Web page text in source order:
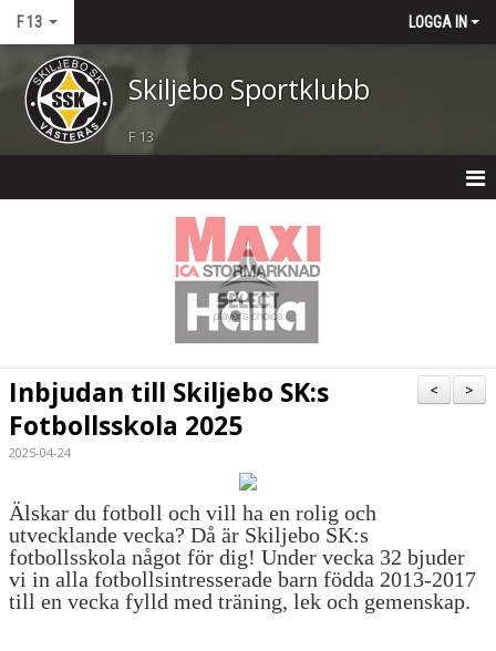
F 13 LOGGA IN
Skiljebo Sportklubb
F 13
TRUPPEN
BILDGALLERI
DOKUMENT
KONTAKT
>
<
Inbjudan till Skiljebo SK:s
Fotbollsskola 2025
2025-04-24
Älskar du fotboll och vill ha en rolig och
utvecklande vecka? Då är Skiljebo SK:s
fotbollsskola något för dig! Under vecka 32 bjuder
vi in alla fotbollsintresserade barn födda 2013-2017
till en vecka fylld med träning, lek och gemenskap.